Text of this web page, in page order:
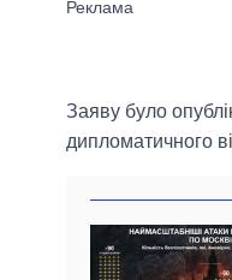
Заяву було
дипломатичного